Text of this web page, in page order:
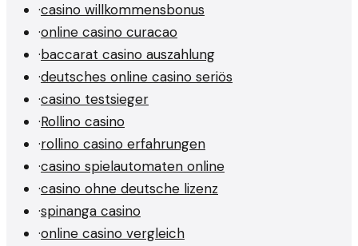
·casino willkommensbonus
·online casino curacao
·baccarat casino auszahlung
·deutsches online casino seriös
·casino testsieger
·Rollino casino
·rollino casino erfahrungen
·casino spielautomaten online
·casino ohne deutsche lizenz
·spinanga casino
·online casino vergleich